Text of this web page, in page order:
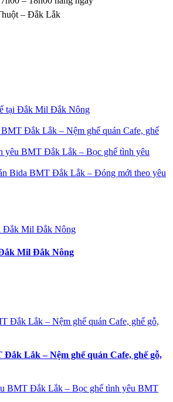
– Đắk Lắk
tại Đắk Mil Đắk Nông
Đắk Lắk – Nệm ghế quán Cafe, ghế
yêu BMT Đắk Lắk – Bọc ghế tình yêu
Bida BMT Đắk Lắk – Đóng mới theo yêu
Mil Đắk Nông
Đắk Lắk – Nệm ghế quán Cafe, ghế gỗ,